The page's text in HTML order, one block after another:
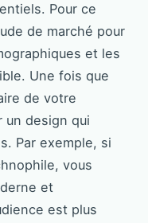
Pour ce
de marché pour
et les
Une fois que
de votre
un design qui
Par exemple, si
vous
et
est plus